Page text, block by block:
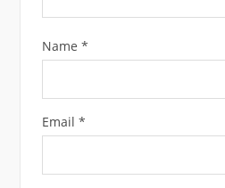
Name *
Email *